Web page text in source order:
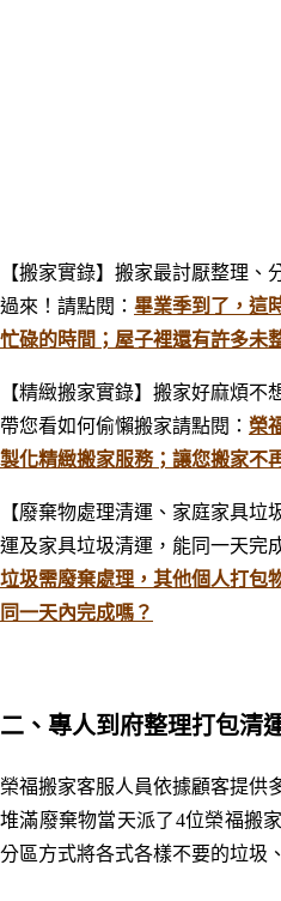
【搬家實錄】搬家最討厭整理
過來！請點閱： 畢業季到了，這
忙碌的時間；屋子裡還有許多未
【精緻搬家實錄】搬家好麻煩
帶您看如何偷懶搬家請點閱： 榮
製化精緻搬家服務；讓您搬家不
【廢棄物處理清運、家庭家具
運及家具垃圾清運，能同一天完
垃圾需廢棄處理，其他個人打包
同一天內完成嗎？
二、專人到府整理打包清
榮福搬家客服人員依據顧客提供
堆滿廢棄物當天派了4位榮福搬
分區方式將各式各樣不要的垃圾 、